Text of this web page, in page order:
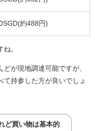
約488円)
。
が現地調達可能ですが、
て持参した方が良いでしょ
ど買い物は基本的